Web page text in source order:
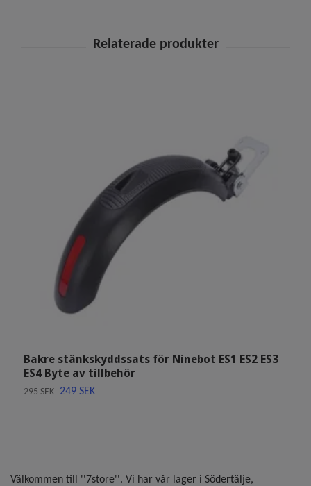
Välkommen till ''7store''. Vi har vår lager i Södertälje,
Bakre stänkskyddssats för Ninebot ES1 ES2 ES3
ES4 Byte av tillbehör
295 SEK 249 SEK